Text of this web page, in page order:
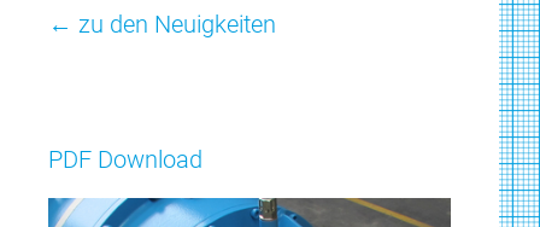
← zu den Neuigkeiten
PDF Download